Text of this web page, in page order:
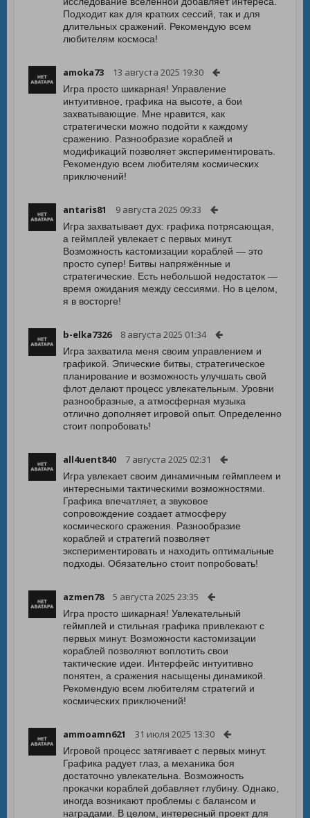
Подходит как для кратких сессий, так и для
длительных сражений. Рекомендую всем
любителям космоса!
amoka73 13 августа 2025 19:30
Игра просто шикарная! Управление
интуитивное, графика на высоте, а бои
захватывающие. Мне нравится, как
стратегически можно подойти к каждому
сражению. Разнообразие кораблей и
модификаций позволяет экспериментировать.
Рекомендую всем любителям космических
приключений!
antaris81 9 августа 2025 09:33
Игра захватывает дух: графика потрясающая,
а геймплей увлекает с первых минут.
Возможность кастомизации кораблей — это
просто супер! Битвы напряжённые и
стратегические. Есть небольшой недостаток —
время ожидания между сессиями. Но в целом,
я в восторге!
b-elka7326 8 августа 2025 01:34
Игра захватила меня своим управлением и
графикой. Эпические битвы, стратегическое
планирование и возможность улучшать свой
флот делают процесс увлекательным. Уровни
разнообразные, а атмосферная музыка
отлично дополняет игровой опыт. Определенно
стоит попробовать!
all4uent840 7 августа 2025 02:31
Игра увлекает своим динамичным геймплеем и
интересными тактическими возможностями.
Графика впечатляет, а звуковое
сопровождение создает атмосферу
космического сражения. Разнообразие
кораблей и стратегий позволяет
экспериментировать и находить оптимальные
подходы. Обязательно стоит попробовать!
azmen78 5 августа 2025 23:35
Игра просто шикарная! Увлекательный
геймплей и стильная графика привлекают с
первых минут. Возможности кастомизации
кораблей позволяют воплотить свои
тактические идеи. Интерфейс интуитивно
понятен, а сражения насыщены динамикой.
Рекомендую всем любителям стратегий и
космических приключений!
ammoamn621 31 июля 2025 13:30
Игровой процесс затягивает с первых минут.
Графика радует глаз, а механика боя
достаточно увлекательна. Возможность
прокачки кораблей добавляет глубину. Однако,
иногда возникают проблемы с балансом и
наградами. В целом, интересный проект для